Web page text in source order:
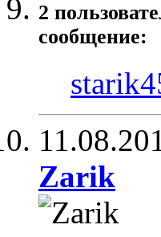
2
сообщение:
Zarik